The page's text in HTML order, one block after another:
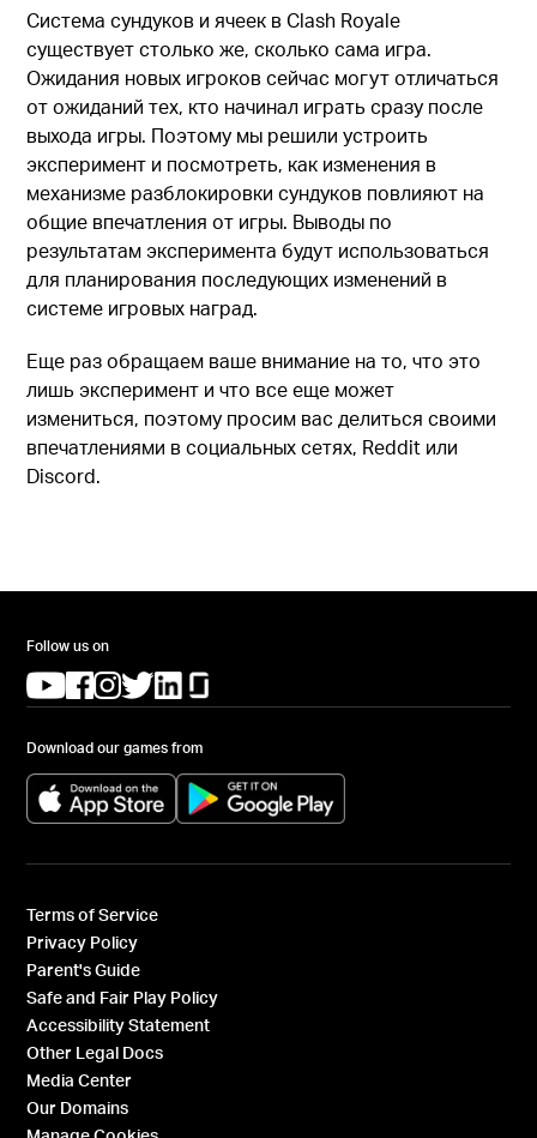
Система сундуков и ячеек в Clash Royale
существует столько же, сколько сама игра.
Ожидания новых игроков сейчас могут отличаться
от ожиданий тех, кто начинал играть сразу после
выхода игры. Поэтому мы решили устроить
эксперимент и посмотреть, как изменения в
механизме разблокировки сундуков повлияют на
общие впечатления от игры. Выводы по
результатам эксперимента будут использоваться
для планирования последующих изменений в
системе игровых наград.
Еще раз обращаем ваше внимание на то, что это
лишь эксперимент и что все еще может
измениться, поэтому просим вас делиться своими
впечатлениями в социальных сетях, Reddit или
Discord.
Follow us on
(opens in a new tab)
(opens in a new tab)
(opens in a new tab)
(opens in a new tab)
(opens in a new tab)
Download our games from
(opens in a new tab) (opens in a new tab)
Terms of Service
Privacy Policy
Parent's Guide
Safe and Fair Play Policy
Accessibility Statement
Other Legal Docs
Media Center
Our Domains